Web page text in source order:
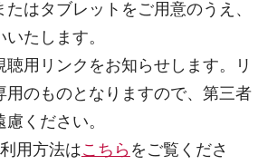
たはタブレットをご用意のうえ、
たします。
聴用リンクをお知らせします。リ
用のものとなりますので、第三者
ください。
用方法はこちら をご覧くださ